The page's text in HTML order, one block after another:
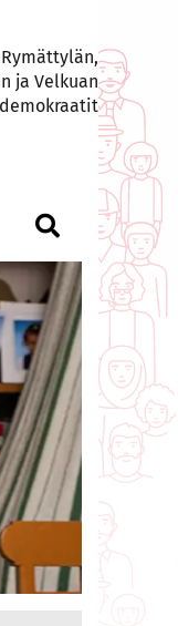
ja Velkuan